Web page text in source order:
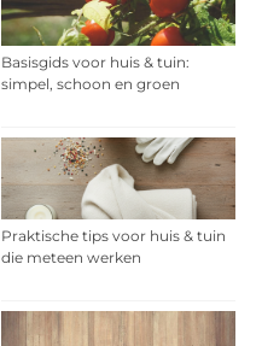
Basisgids voor huis & tuin:
simpel, schoon en groen
Praktische tips voor huis & tuin
die meteen werken